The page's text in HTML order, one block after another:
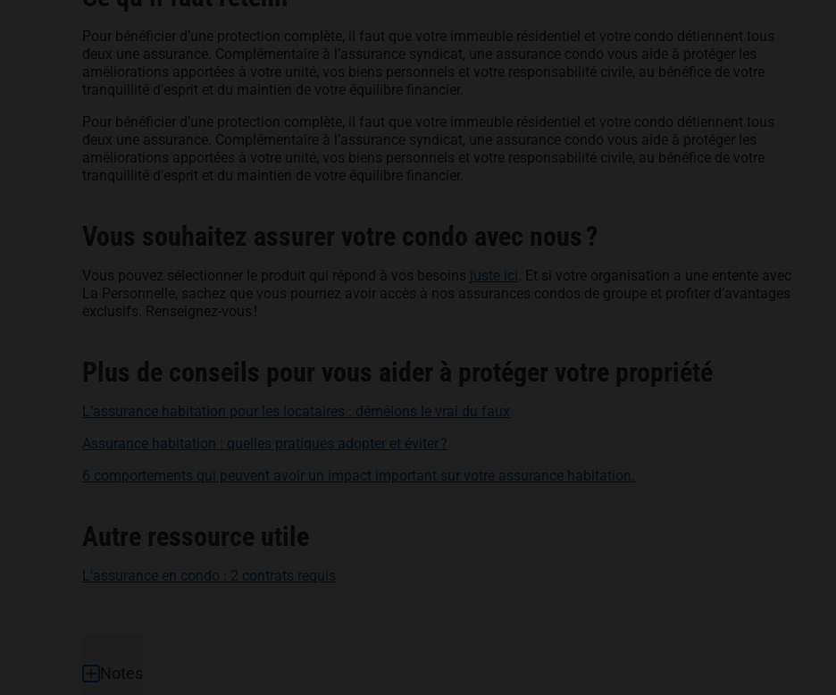
Pour bénéficier d’une protection complète, il faut que votre immeuble résidentiel et votre condo détiennent tous
deux une assurance. Complémentaire à l’assurance syndicat, une assurance condo vous aide à protéger les
améliorations apportées à votre unité, vos biens personnels et votre responsabilité civile, au bénéfice de votre
tranquillité d’esprit et du maintien de votre équilibre financier.
Pour bénéficier d’une protection complète, il faut que votre immeuble résidentiel et votre condo détiennent tous
deux une assurance. Complémentaire à l’assurance syndicat, une assurance condo vous aide à protéger les
améliorations apportées à votre unité, vos biens personnels et votre responsabilité civile, au bénéfice de votre
tranquillité d’esprit et du maintien de votre équilibre financier.
Vous souhaitez assurer votre condo avec nous ?
Vous pouvez sélectionner le produit qui répond à vos besoins juste ici
. Et si votre organisation a une entente avec
La Personnelle, sachez que vous pourriez avoir accès à nos assurances condos de groupe et profiter d’avantages
exclusifs. Renseignez-vous !
Plus de conseils pour vous aider à protéger votre propriété
L’assurance habitation pour les locataires : démêlons le vrai du faux
Assurance habitation : quelles pratiques adopter et éviter ?
6 comportements qui peuvent avoir un impact important sur votre assurance habitation.
Autre ressource utile
L'assurance en condo : 2 contrats requis
Pied de page